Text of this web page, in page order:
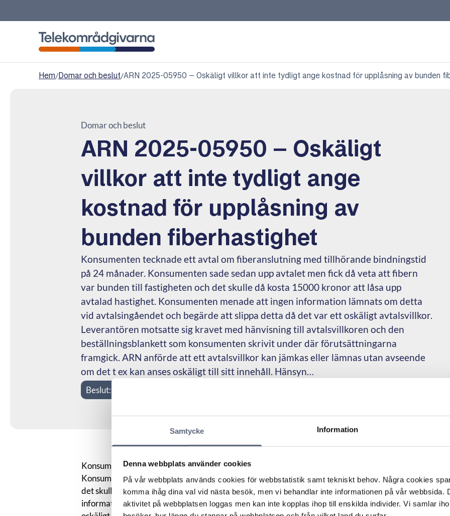
Samtycke Information
Denna webbplats använder cookies
På vår webbplats används cookies för webbstatistik samt tekniskt behov. Några cookies
komma ihåg dina val vid nästa besök, men vi behandlar inte informationen på vår webbsida.
aktivitet på webbplatsen loggas men kan inte kopplas ihop till enskilda individer. Vi samlar
Hem/Domar och beslut/ARN 2025-05950 – Oskäligt villkor att inte tydligt ange kostnad för upplåsning av bunden
Domar och beslut
ARN 2025-05950 – Oskäligt
villkor att inte tydligt ange
kostnad för upplåsning av
bunden fiberhastighet
Konsumenten tecknade ett avtal om fiberanslutning med tillhörande bindningstid
på 24 månader. Konsumenten sade sedan upp avtalet men fick då veta att fibern
var bunden till fastigheten och det skulle då kosta 15000 kronor att låsa upp
avtalad hastighet. Konsumenten menade att ingen information lämnats om detta
vid avtalsingåendet och begärde att slippa detta då det var ett oskäligt avtalsvillkor.
Leverantören motsatte sig kravet med hänvisning till avtalsvillkoren och den
beställningsblankett som konsumenten skrivit under där förutsättningarna
framgick. ARN anförde att ett avtalsvillkor kan jämkas eller lämnas utan avseende
om det t ex kan anses oskäligt till sitt innehåll. Hänsyn…
Beslut:
Konsumenten tecknade ett avtal om fiberanslutning med tillhörande bindningstid på 24 månader.
Konsumenten sade sedan upp avtalet men fick då veta att fibern var bunden till fastigheten och
det skulle då kosta 15000 kronor att låsa upp avtalad hastighet. Konsumenten menade att ingen
information lämnats om detta vid avtalsingåendet och begärde att slippa detta då det var ett